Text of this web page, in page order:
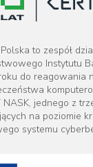
to zespół
Instytutu
do reagowania
NASK, jednego z
na poziomie
systemu